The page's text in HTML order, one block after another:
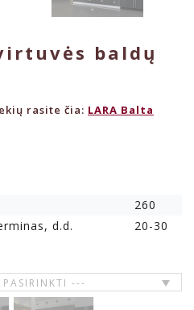
baldų
rasite čia: LARA Balta
260
d.d.
20-30
---